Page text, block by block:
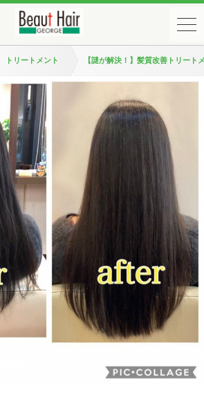
トリートメント 【謎が解決！】髪質改善トリート